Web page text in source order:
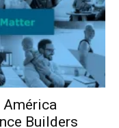
América
Builders